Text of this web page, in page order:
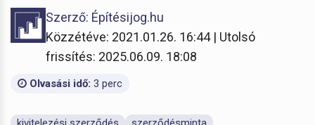
Szerző: Építésijog.hu
Közzétéve: 2021.01.26. 16:44 | Utolsó
frissítés: 2025.06.09. 18:08
Olvasási idő: 3 perc